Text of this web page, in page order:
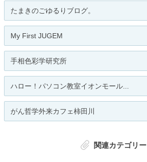
たまきのごゆるりブログ。
My First JUGEM
手相色彩学研究所
ハロー！パソコン教室イオンモール...
がん哲学外来カフェ柿田川
関連カテゴリー